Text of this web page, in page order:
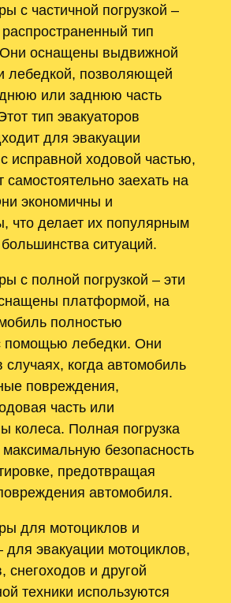
с частичной погрузкой –
тип
Они оснащены выдвижной
лебедкой, позволяющей
или заднюю часть
тип эвакуаторов
для эвакуации
исправной ходовой частью,
самостоятельно заехать на
экономичны и
что делает их популярным
ситуаций.
с полной погрузкой – эти
платформой, на
полностью
помощью лебедки. Они
когда автомобиль
повреждения,
часть или
колеса. Полная погрузка
максимальную безопасность
предотвращая
автомобиля.
для мотоциклов и
для эвакуации мотоциклов,
снегоходов и другой
техники используются